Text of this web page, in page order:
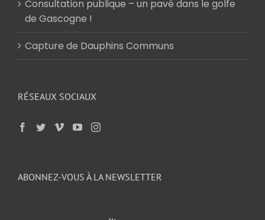
Consultation publique – un pavé dans le golfe
de Gascogne !
Capture de Dauphins Communs
RÉSEAUX SOCIAUX
ABONNEZ-VOUS À LA NEWSLETTER